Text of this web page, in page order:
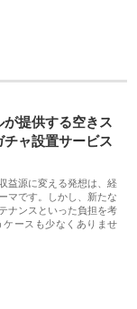
提供する空きス
ャ設置サービス
益源に変える発想は、経
マです。しかし、新たな
ナンスといった負担を考
ケースも少なくありませ